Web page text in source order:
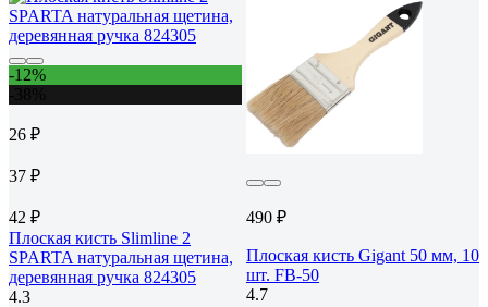
-12%
26 ₽
37 ₽
42 ₽
Плоская кисть Slimline 2
SPARTA натуральная щетина,
деревянная ручка 824305
4.3
490 ₽
Плоская кисть Gigant 50 мм, 10
шт. FB-50
4.7